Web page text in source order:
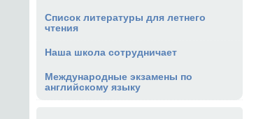
Список литературы для летнего
чтения
Наша школа сотрудничает
Международные экзамены по
английскому языку